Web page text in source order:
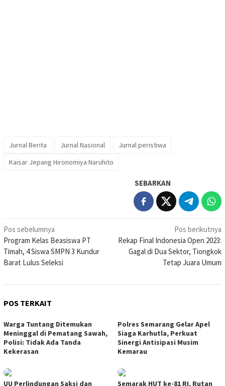
Jurnal Berita Jurnal Nasional
Jurnal peristiwa
Kaisar Jepang Hironomiya Naruhito
SEBARKAN
Navigasi
pos
Pos sebelumnya
Program Kelas Beasiswa PT
Timah, 4 Siswa SMPN 3 Kundur
Barat Lulus Seleksi
Pos berikutnya
Rekap Final Indonesia Open 2023:
Gagal di Dua Sektor, Tiongkok
Tetap Juara Umum
POS TERKAIT
Warga Tuntang Ditemukan
Meninggal di Pematang Sawah,
Polisi: Tidak Ada Tanda
Kekerasan
Polres Semarang Gelar Apel
Siaga Karhutla, Perkuat
Sinergi Antisipasi Musim
Kemarau
UU Perlindungan Saksi dan Semarak HUT ke-81 RI, Rutan